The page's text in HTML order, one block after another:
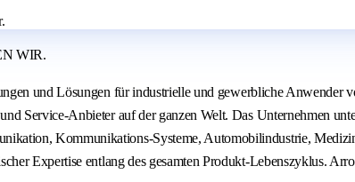
WIR.
und Lösungen für industrielle und gewerbliche
Service-Anbieter auf der ganzen Welt. Das Unternehmen
Kommunikations-Systeme, Automobilindustrie,
Expertise entlang des gesamten Produkt-Lebenszyklus.